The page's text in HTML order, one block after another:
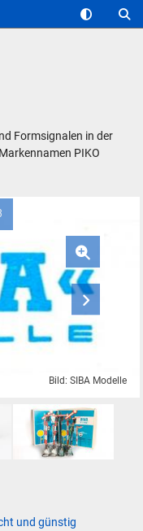
Formsignalen in der
PIKO
für Modelleisenbahnen
Bild: SIBA Modelle
und günstig